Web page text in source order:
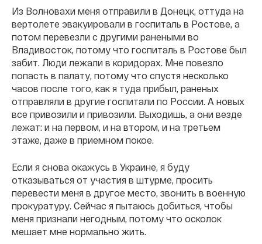
Из Волновахи меня отправили в Донецк, оттуда на
вертолете эвакуировали в госпиталь в Ростове, а
потом перевезли с другими ранеными во
Владивосток, потому что госпиталь в Ростове был
забит. Люди лежали в коридорах. Мне повезло
попасть в палату, потому что спустя несколько
часов после того, как я туда прибыл, раненых
отправляли в другие госпитали по России. А новых
все привозили и привозили. Выходишь, а они везде
лежат: и на первом, и на втором, и на третьем
этаже, даже в приемном покое.
Если я снова окажусь в Украине, я буду
отказываться от участия в штурме, просить
перевести меня в другое место, звонить в военную
прокуратуру. Сейчас я пытаюсь добиться, чтобы
меня признали негодным, потому что осколок
мешает мне нормально жить.